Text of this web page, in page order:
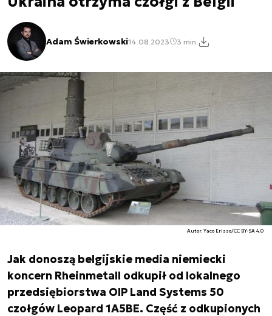
Adam Świerkowski14.08.2023 3 min.
Autor. Yaco Erisso/CC BY-SA 4.0
Jak donoszą belgijskie media niemiecki
koncern Rheinmetall odkupił od lokalnego
przedsiębiorstwa OIP Land Systems 50
czołgów Leopard 1A5BE. Część z odkupionych